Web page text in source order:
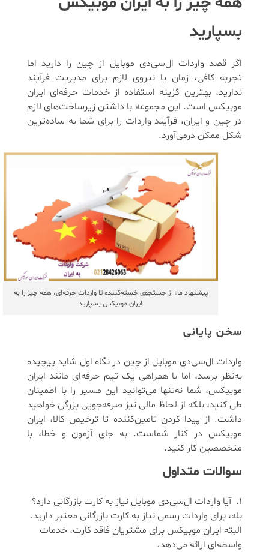
بسپارید
اگر قصد واردات ال‌سی‌دی موبایل از چین را دارید اما
تجربه کافی، زمان یا نیروی لازم برای مدیریت فرآیند
ندارید، بهترین گزینه استفاده از خدمات حرفه‌ای ایران
موبیکس است. این مجموعه با داشتن زیرساخت‌های لازم
در چین و ایران، فرآیند واردات را برای شما به ساده‌ترین
شکل ممکن درمی‌آورد.
پیشنهاد ما: از جستجوی خسته‌کننده تا واردات حرفه‌ای، همه چیز را به
ایران موبیکس بسپارید
سخن پایانی
واردات ال‌سی‌دی موبایل از چین در نگاه اول شاید پیچیده
به‌نظر برسد، اما با همراهی یک تیم حرفه‌ای مانند ایران
موبیکس، شما نه‌تنها می‌توانید این مسیر را با اطمینان
طی کنید، بلکه از لحاظ مالی نیز صرفه‌جویی بزرگی خواهید
داشت. از پیدا کردن تامین‌کننده تا ترخیص کالا، ایران
موبیکس در کنار شماست. به جای آزمون و خطا، با
متخصصین کار کنید.
سوالات متداول
آیا واردات ال‌سی‌دی موبایل نیاز به کارت بازرگانی دارد؟
بله، برای واردات رسمی نیاز به کارت بازرگانی معتبر دارید.
البته ایران موبیکس برای مشتریان فاقد کارت، خدمات
واسطه‌ای ارائه می‌دهد.